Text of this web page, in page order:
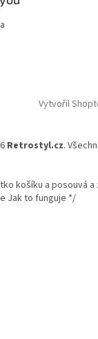
Vytvořil
Retrostyl.cz.
košíku a posouvá
Jak to funguje */